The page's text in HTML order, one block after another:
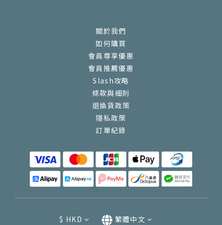
關於我們
如何購買
會員尊享優惠
會員推薦優惠
Slash攻略
條款與細則
退換貨政策
隱私政策
訂單紀錄
$ HKD 繁體中文